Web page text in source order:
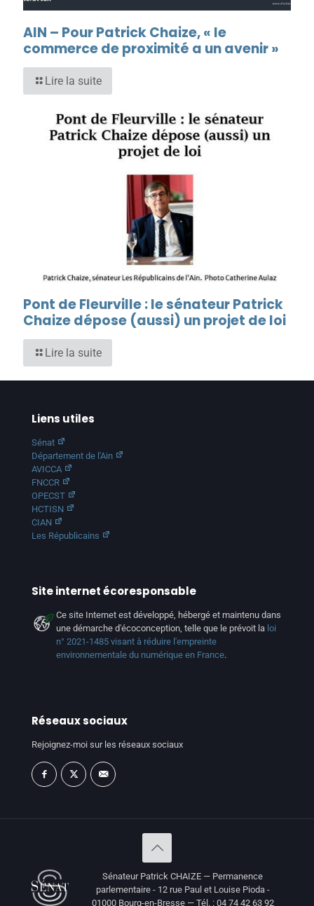
AIN – Pour Patrick Chaize, « le
commerce de proximité a un avenir »
Lire la suite
Pont de Fleurville : le sénateur Patrick
Chaize dépose (aussi) un projet de loi
Lire la suite
Liens utiles
Sénat
Département de l'Ain
AVICCA
FNCCR
OPECST
HCTISN
CIAN
Les Républicains
Site internet écoresponsable
Ce site Internet est développé, hébergé et maintenu dans
une démarche d'écoconception, telle que le prévoit la loi
n° 2021-1485 visant à réduire l'empreinte
environnementale du numérique en France.
Réseaux sociaux
Rejoignez-moi sur les réseaux sociaux
Sénateur Patrick CHAIZE — Permanence
parlementaire - 12 rue Paul et Louise Pioda -
01000 Bourg-en-Bresse — Tél. : 04 74 42 63 92